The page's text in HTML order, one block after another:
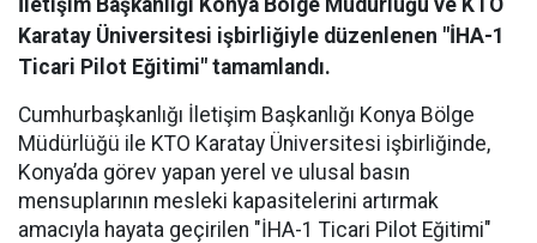
İletişim Başkanlığı Konya Bölge Müdürlüğü ve KTO
Karatay Üniversitesi işbirliğiyle düzenlenen "İHA-1
Ticari Pilot Eğitimi" tamamlandı.
Cumhurbaşkanlığı İletişim Başkanlığı Konya Bölge
Müdürlüğü ile KTO Karatay Üniversitesi işbirliğinde,
Konya’da görev yapan yerel ve ulusal basın
mensuplarının mesleki kapasitelerini artırmak
amacıyla hayata geçirilen "İHA-1 Ticari Pilot Eğitimi"